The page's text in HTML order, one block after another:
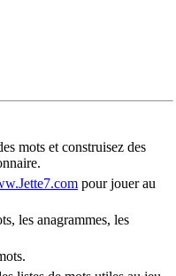
mots et construisez des
pour jouer au
les anagrammes, les